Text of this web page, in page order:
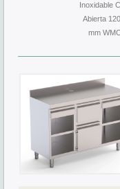
Inoxidable
Abierta
mm